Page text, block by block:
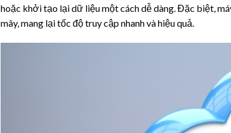
hoặc khởi tạo lại dữ liệu một cách dễ dàng. Đặc biệt,
mây, mang lại tốc độ truy cập nhanh và hiệu quả.